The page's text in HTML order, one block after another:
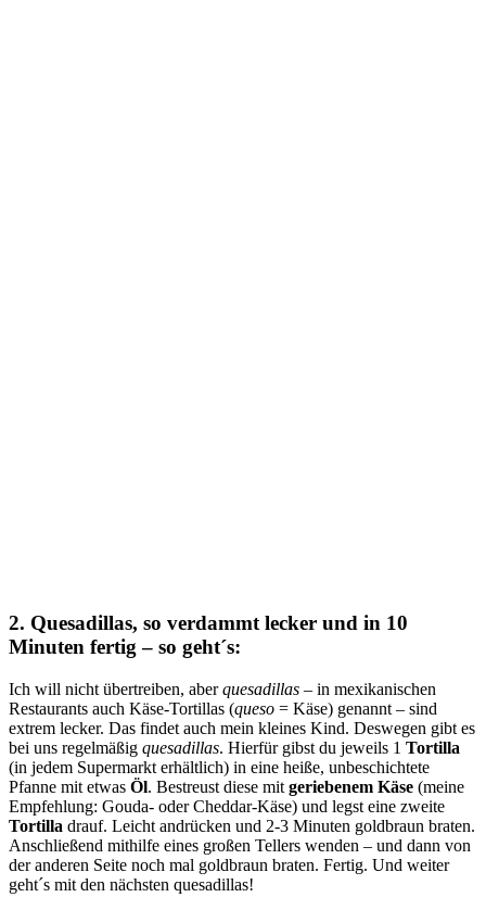
2. Quesadillas, so verdammt lecker und in 10
Minuten fertig – so geht´s:
Ich will nicht übertreiben, aberquesadillas – in mexikanischen
Restaurants auch Käse-Tortillas (queso = Käse) genannt – sind
extrem lecker. Das findet auch mein kleines Kind. Deswegen gibt es
bei uns regelmäßig quesadillas. Hierfür gibst du jeweils 1 Tortilla
(in jedem Supermarkt erhältlich) in eine heiße, unbeschichtete
Pfanne mit etwas Öl. Bestreust diese mit geriebenem Käse (meine
Empfehlung: Gouda- oder Cheddar-Käse) und legst eine zweite
Tortilla drauf. Leicht andrücken und 2-3 Minuten goldbraun braten.
Anschließend mithilfe eines großen Tellers wenden – und dann von
der anderen Seite noch mal goldbraun braten. Fertig. Und weiter
geht´s mit den nächsten quesadillas!